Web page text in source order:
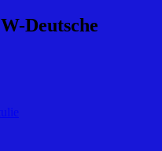
W-Deutsche
tulie